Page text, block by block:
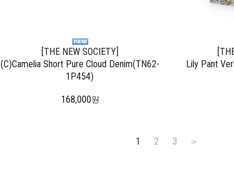
[THE NEW SOCIETY]
(C)Camelia Short Pure Cloud Denim(TN62-
1P454)
168,000원
Lily Pant
1 2 3 >>